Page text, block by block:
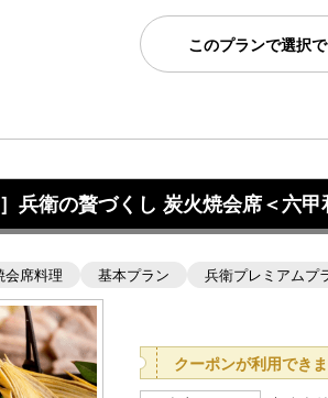
このプランで選択
衛の贅づくし 炭火焼会席＜六
会席料理 基本プラン 兵衛プレミアムプ
クーポンが利用できま